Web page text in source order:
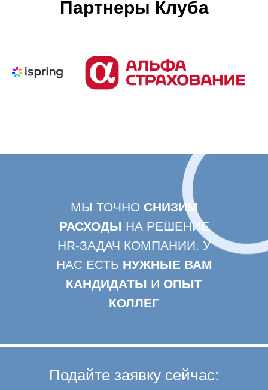
Партнеры Клуба
Подайте заявку сейчас:
МЫ ТОЧНО СНИЗИМ
РАСХОДЫ НА РЕШЕНИЕ
HR-ЗАДАЧ КОМПАНИИ. У
НАС ЕСТЬ НУЖНЫЕ ВАМ
КАНДИДАТЫ И ОПЫТ
КОЛЛЕГ